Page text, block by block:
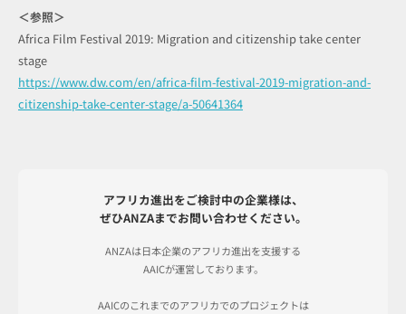
＜参照＞
Africa Film Festival 2019: Migration and citizenship take center
stage
https://www.dw.com/en/africa-film-festival-2019-migration-and-
citizenship-take-center-stage/a-50641364
アフリカ進出をご検討中の企業様は、
ぜひANZAまでお問い合わせください。
ANZAは日本企業のアフリカ進出を支援する
AAICが運営しております。
AAICのこれまでのアフリカでのプロジェクトは